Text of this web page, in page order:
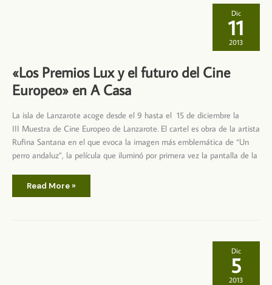
«Los Premios Lux y el futuro del Cine
Europeo» en A Casa
La isla de Lanzarote acoge desde el 9 hasta el 15 de diciembre la
III Muestra de Cine Europeo de Lanzarote. El cartel es obra de la artista
Rufina Santana en el que evoca la imagen más emblemática de “Un
perro andaluz”, la película que iluminó por primera vez la pantalla de la
«Los
Lux
futuro
Read More »
Dic
11
2013
Dic
5
2013